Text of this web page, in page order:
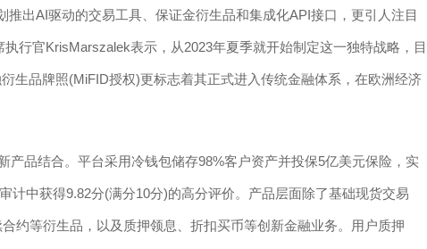
出AI驱动的交易工具、保证金衍生品和集成化API接口，更引人注目
行官KrisMarszalek表示，从2023年夏季就开始制定这一独特战略，目
生品牌照(MiFID授权)更标志着其正式进入传统金融体系，在欧洲经济
产品结合。平台采用冷钱包储存98%客户资产并投保5亿美元保险，实
计中获得9.82分(满分10分)的高分评价。产品层面除了基础现货交易
约等衍生品，以及质押领息、折扣买币等创新金融业务。用户质押